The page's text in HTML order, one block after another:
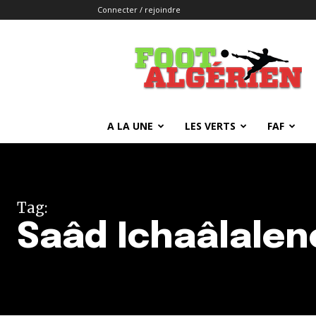
Connecter / rejoindre
FOOTALGERIEN
A LA UNE LES VERTS FAF
Tag:
Saâd